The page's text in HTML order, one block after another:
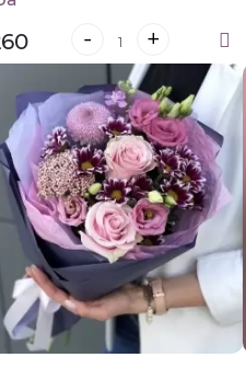
- +